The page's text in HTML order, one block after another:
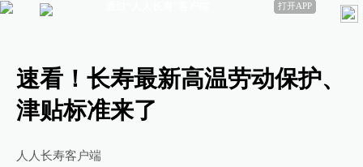
速看！长寿最新高温劳动保护、
津贴标准来了
人人长寿客户端
打开APP